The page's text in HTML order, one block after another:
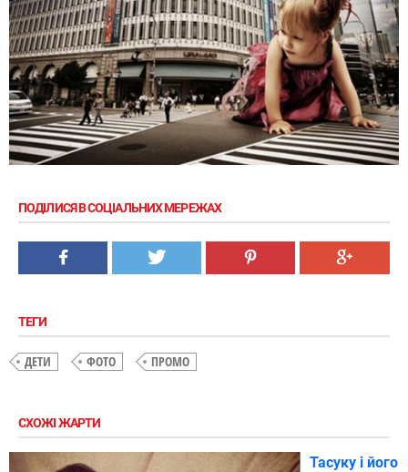
ПОДІЛИСЯ В СОЦІАЛЬНИХ МЕРЕЖАХ
ТЕГИ
ДЕТИ ФОТО ПРОМО
СХОЖІ ЖАРТИ
Тасуку і його